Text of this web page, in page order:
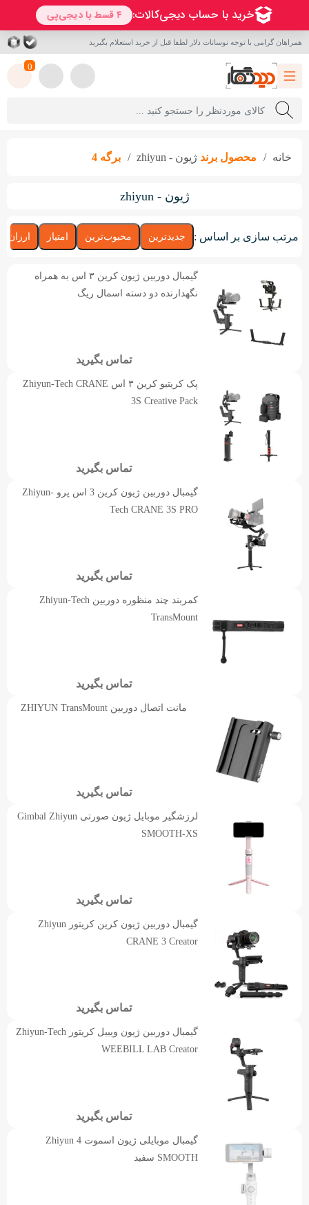
همراهان گرامی با توجه نوسانات دلار لطفا قبل از خرید استعلام بگیرید
0
خانه محصول برند ژیون - zhiyun برگه 4
ژیون - zhiyun
مرتب سازی بر اساس : جدیدترین محبوب‌ترین امتیاز
گیمبال دوربین ژیون کرین ۳ اس به همراه
نگهدارنده دو دسته اسمال ریگ
تماس بگیرید
پک کریتیو کرین ۳ اس Zhiyun-Tech CRANE
3S Creative Pack
تماس بگیرید
گیمبال دوربین ژیون کرین 3 اس پرو Zhiyun-
Tech CRANE 3S PRO
تماس بگیرید
کمربند چند منظوره دوربین Zhiyun-Tech
TransMount
تماس بگیرید
مانت اتصال دوربین ZHIYUN TransMount
تماس بگیرید
لرزشگیر موبایل ژیون صورتی Gimbal Zhiyun
SMOOTH-XS
تماس بگیرید
گیمبال دوربین ژیون کرین کریتور Zhiyun
CRANE 3 Creator
تماس بگیرید
گیمبال دوربین ژیون ویبیل کریتور Zhiyun-Tech
WEEBILL LAB Creator
تماس بگیرید
گیمبال موبایلی ژیون اسموت 4 Zhiyun
SMOOTH سفید